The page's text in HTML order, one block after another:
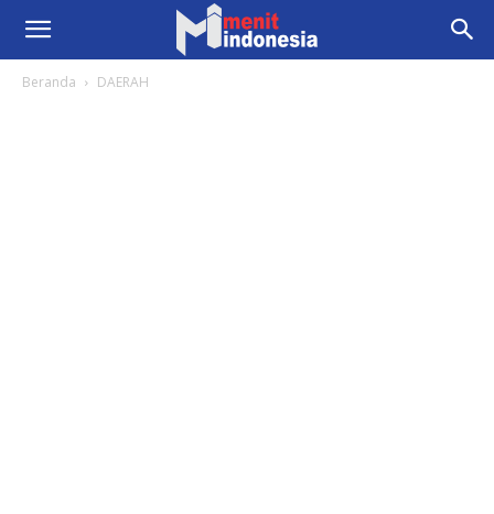
Beranda DAERAH